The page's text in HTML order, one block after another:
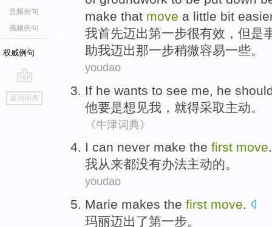
音频例句
视频例句
权威例句
go
top
返回词典
make that move a little bit
我首先迈出第一步很有效， 但是
助我迈出那一步稍微容易一些。
youdao
If he wants to see me he
他要是想见我 ， 就得采取主动 。
《牛津词典》
I can never make the first move.
我从来都没有办法主动的。
youdao
Marie makes the first move.
玛丽迈出了第一步。